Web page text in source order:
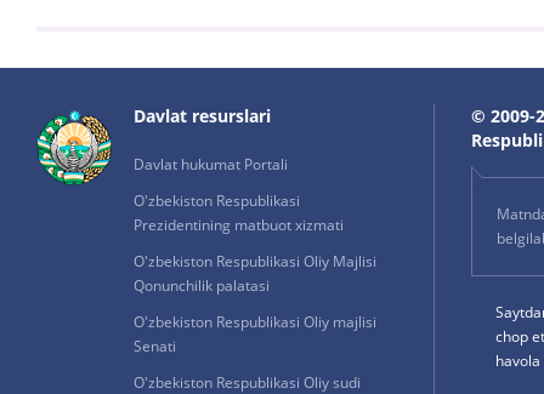
Davlat resurslari
Davlat hukumat Portali
O'zbekiston Respublikasi
Prezidentining matbuot xizmati
O'zbekiston Respublikasi Oliy Majlisi
Qonunchilik palatasi
O'zbekiston Respublikasi Oliy majlisi
Senati
O'zbekiston Respublikasi Oliy sudi
© 2009-
chop